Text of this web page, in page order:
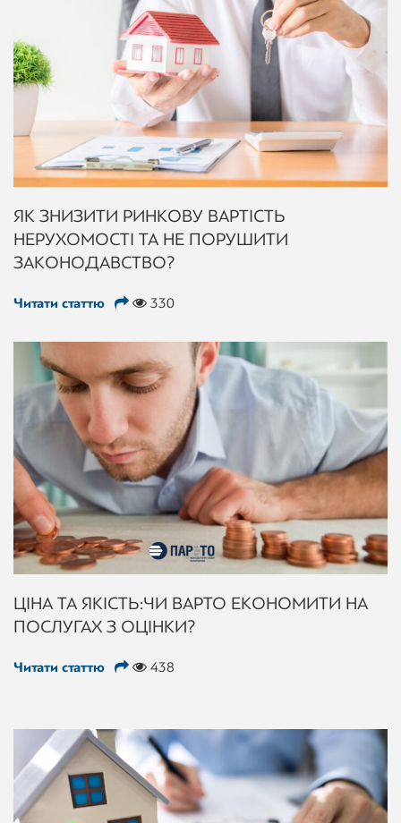
ЯК ЗНИЗИТИ РИНКОВУ ВАРТІСТЬ
НЕРУХОМОСТІ ТА НЕ ПОРУШИТИ
ЗАКОНОДАВСТВО?
Читати статтю 330
ЦІНА ТА ЯКІСТЬ: ЧИ ВАРТО ЕКОНОМИТИ НА
ПОСЛУГАХ З ОЦІНКИ?
Читати статтю 438